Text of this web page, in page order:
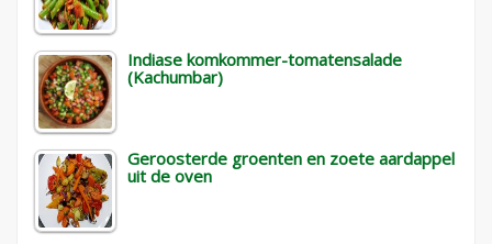
Indiase komkommer-tomatensalade
(Kachumbar)
Geroosterde groenten en zoete aardappel
uit de oven